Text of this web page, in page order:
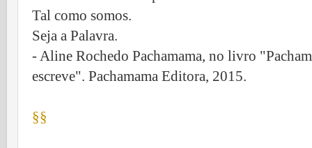
Tal como somos.
Seja a Palavra.
- Aline Rochedo Pachamama, no livro
escreve". Pachamama Editora, 2015.
§§